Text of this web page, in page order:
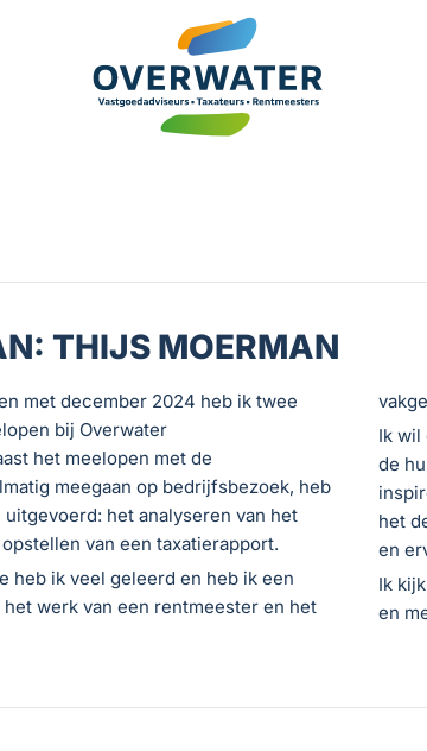
THIJS MOERMAN
met december 2024 heb ik twee
bij Overwater
het meelopen met de
meegaan op bedrijfsbezoek, heb
het analyseren van het
van een taxatierapport.
heb ik veel geleerd en heb ik een
werk van een rentmeester en het
Ik wil
de
het
en
Ik
en